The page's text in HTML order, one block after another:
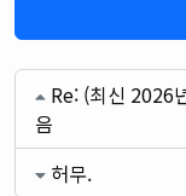
Re: (최신 2026
음
허무.